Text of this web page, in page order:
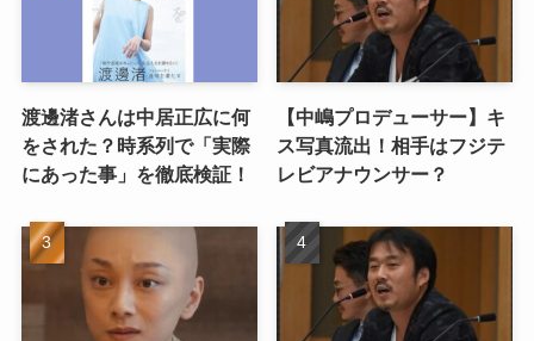
渡邊渚さんは中居正広に何
をされた？時系列で「実際
にあった事」を徹底検証！
【中嶋プロデューサー】キ
ス写真流出！相手はフジテ
レビアナウンサー？